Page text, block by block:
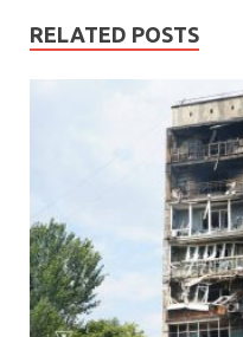
RELATED POSTS